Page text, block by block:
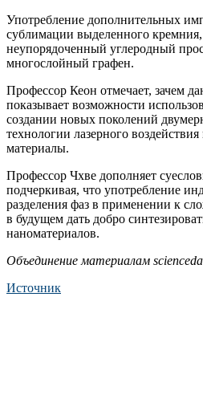
Употребление дополнительных
сублимации выделенного кремния,
неупорядоченный углеродный
многослойный графен.
Профессор Кеон отмечает, зачем
показывает возможности
создании новых поколений
технологии лазерного
материалы.
Профессор Чхве дополняет
подчеркивая, что употребление
разделения фаз в применении к
в будущем дать добро
наноматериалов.
Объединение материалам
Источник